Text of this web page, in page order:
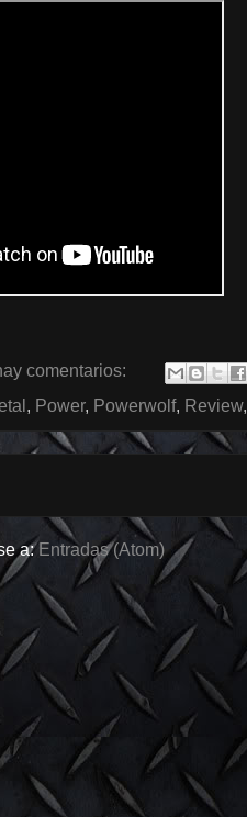
comentarios:
, Power, Powerwolf, Review,
a: Entradas (Atom)